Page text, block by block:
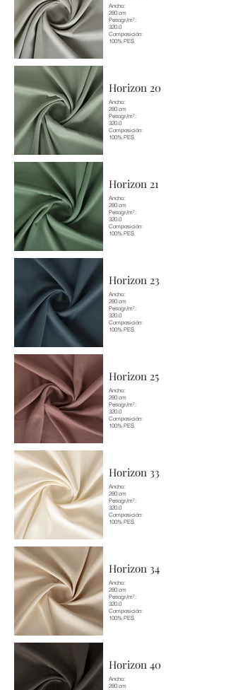
Ancho:
280 cm
Pesogr/m²:
320.0
Composición:
100% PES
Horizon 20
Ancho:
280 cm
Pesogr/m²:
320.0
Composición:
100% PES
Horizon 21
Ancho:
280 cm
Pesogr/m²:
320.0
Composición:
100% PES
Horizon 23
Ancho:
280 cm
Pesogr/m²:
320.0
Composición:
100% PES
Horizon 25
Ancho:
280 cm
Pesogr/m²:
320.0
Composición:
100% PES
Horizon 33
Ancho:
280 cm
Pesogr/m²:
320.0
Composición:
100% PES
Horizon 34
Ancho:
280 cm
Pesogr/m²:
320.0
Composición:
100% PES
Horizon 40
Ancho:
280 cm